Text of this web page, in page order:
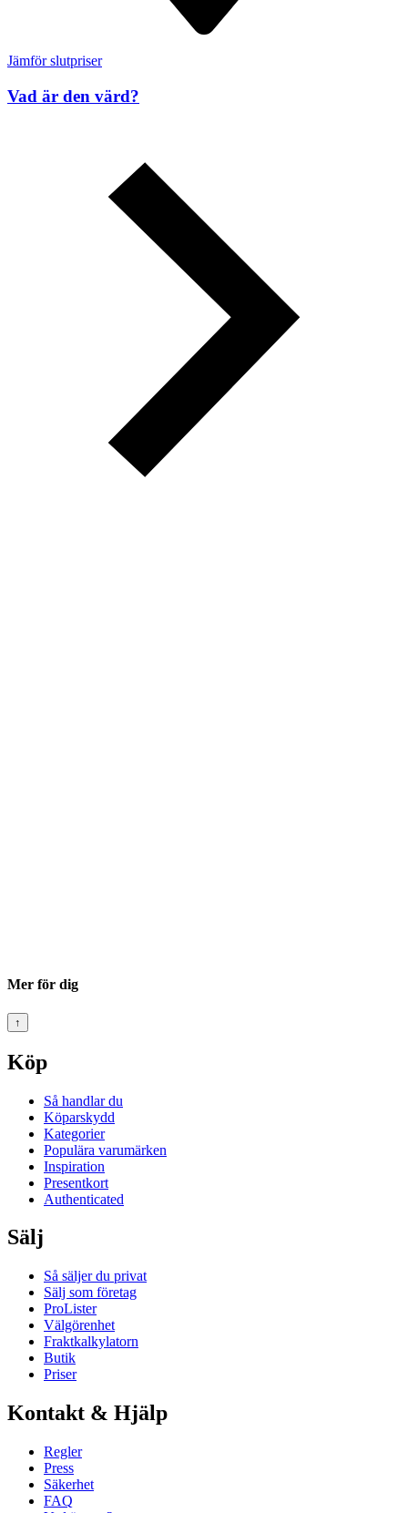
Jämför slutpriser
Vad är den värd?
Mer för dig
↑
Köp
Så handlar du
Köparskydd
Kategorier
Populära varumärken
Inspiration
Presentkort
Authenticated
Sälj
Så säljer du privat
Sälj som företag
ProLister
Välgörenhet
Fraktkalkylatorn
Butik
Priser
Kontakt & Hjälp
Regler
Press
Säkerhet
FAQ